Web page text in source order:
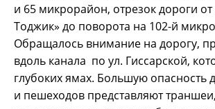
и 65 микрорайон, отрезок дороги
Тоджик» до поворота на 102-й
Обращалось внимание на дорогу,
вдоль канала по ул. Гиссарской,
глубоких ямах. Большую опасность
и пешеходов представляют